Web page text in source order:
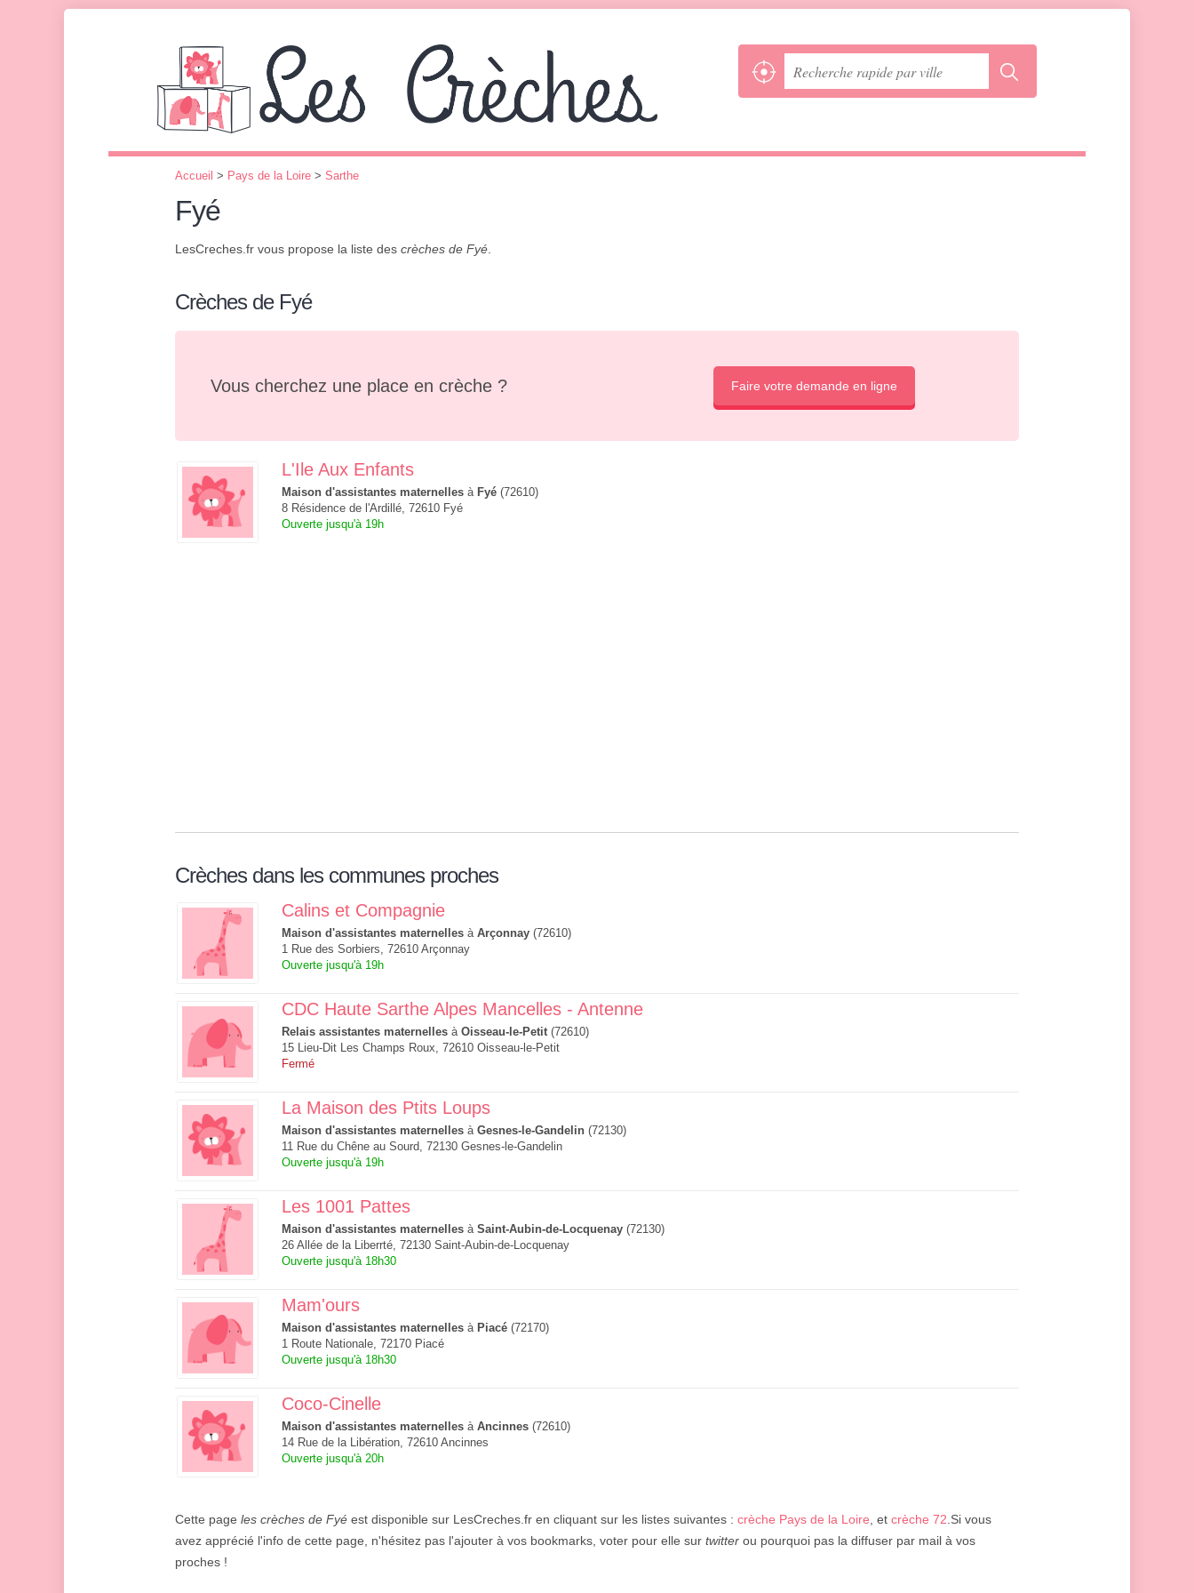
Accueil > Pays de la Loire > Sarthe
Fyé
LesCreches.fr vous propose la liste des crèches de Fyé
Crèches de Fyé
Vous cherchez une place en crèche ? Faire votre demande en ligne
L'Ile Aux Enfants
Maison d'assistantes maternelles à Fyé (72610)
8 Résidence de l'Ardillé, 72610 Fyé
Ouverte jusqu'à 19h
Crèches dans les communes proches
Calins et Compagnie
Maison d'assistantes maternelles à Arçonnay (72610)
1 Rue des Sorbiers, 72610 Arçonnay
Ouverte jusqu'à 19h
CDC Haute Sarthe Alpes Mancelles - Antenne
Relais assistantes maternelles à Oisseau-le-Petit(72610)
15 Lieu-Dit Les Champs Roux, 72610 Oisseau-le-Petit
Fermé
La Maison des Ptits Loups
Maison d'assistantes maternelles à Gesnes-le-Gandelin (72130)
11 Rue du Chêne au Sourd, 72130 Gesnes-le-Gandelin
Ouverte jusqu'à 19h
Les 1001 Pattes
Maison d'assistantes maternelles à Saint-Aubin-de-Locquenay (72130)
26 Allée de la Liberrté, 72130 Saint-Aubin-de-Locquenay
Ouverte jusqu'à 18h30
Mam'ours
Maison d'assistantes maternelles à Piacé (72170)
1 Route Nationale, 72170 Piacé
Ouverte jusqu'à 18h30
Coco-Cinelle
Maison d'assistantes maternelles à Ancinnes (72610)
14 Rue de la Libération, 72610 Ancinnes
Ouverte jusqu'à 20h
Cette page les crèches de Fyé est disponible sur LesCreches.fr en cliquant sur les listes suivantes : crèche Pays de la Loire , et crèche 72 .Si vous
avez apprécié l'info de cette page, n'hésitez pas l'ajouter à vos bookmarks, voter pour elle sur twitter ou pourquoi pas la diffuser par mail à vos
proches !